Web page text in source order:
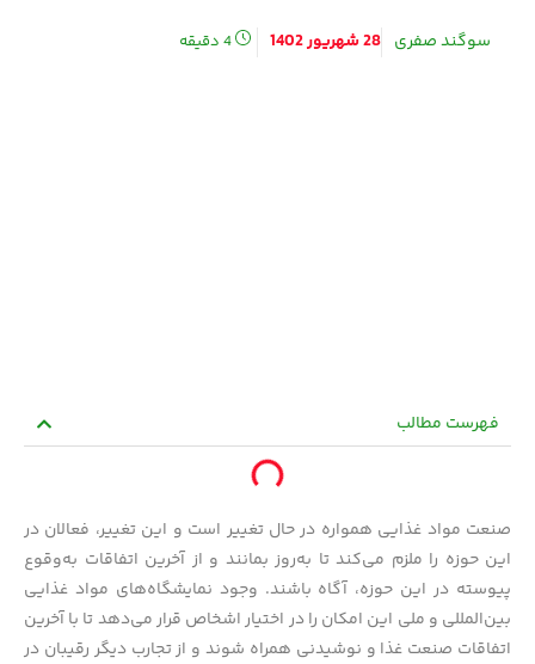
سوگند صفری 28 شهریور 1402 4 دقیقه
فهرست مطالب
صنعت مواد غذایی همواره در حال تغییر است و این تغییر، فعالان در
این حوزه را ملزم می‌کند تا به‌روز بمانند و از آخرین اتفاقات به‌وقوع
پیوسته در این حوزه، آگاه باشند. وجود نمایشگاه‌های مواد غذایی
بین‌المللی و ملی این امکان را در اختیار اشخاص قرار می‌دهد تا با آخرین
اتفاقات صنعت غذا و نوشیدنی همراه شوند و از تجارب دیگر رقیبان در